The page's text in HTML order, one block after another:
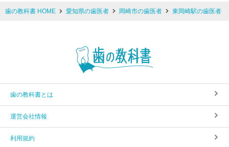
歯の教科書 HOME 愛知県の歯医者 岡崎市の歯医者 東岡崎駅の歯医者
歯の教科書とは
運営会社情報
利用規約